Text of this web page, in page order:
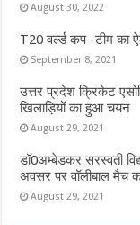
August 30, 2022
T20 वर्ल्ड कप -टीम का
September 8, 2021
उत्तर प्रदेश क्रिकेट
खिलाड़ियों का हुआ चयन
August 29, 2021
डॉ0अम्बेडकर सरस्वती
अवसर पर वॉलीबाल मैच
August 29, 2021